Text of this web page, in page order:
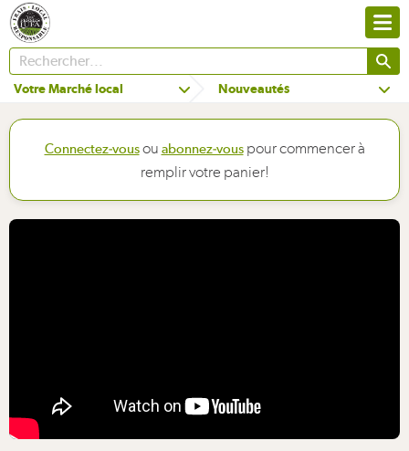
Votre Marché local Nouveautés
Connectez-vousou abonnez-vouspour commencer à
remplir votre panier!